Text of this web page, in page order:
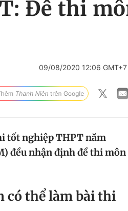
Đề thi
09/08/2020 12:06 GMT+7
tốt nghiệp THPT năm
đều nhận định đề thi môn
có thể làm bài thi